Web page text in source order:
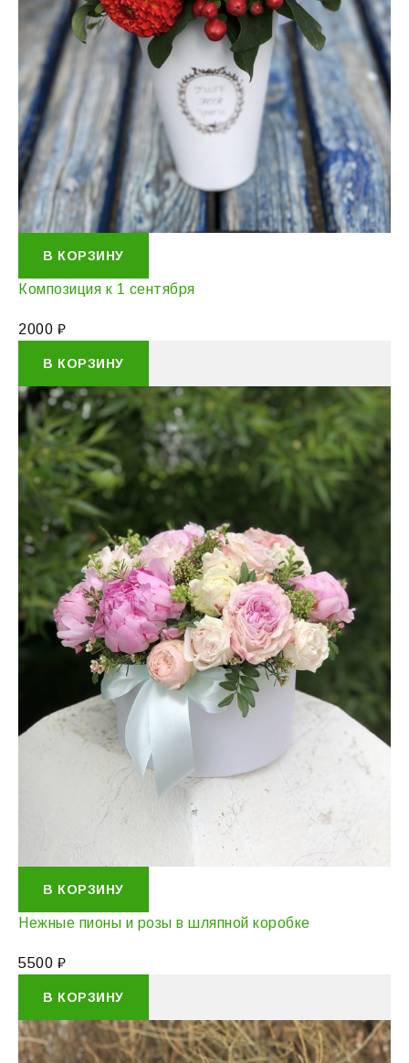
В КОРЗИНУ
Композиция к 1 сентября
2000 ₽
В КОРЗИНУ
В КОРЗИНУ
Нежные пионы и розы в шляпной коробке
5500 ₽
В КОРЗИНУ